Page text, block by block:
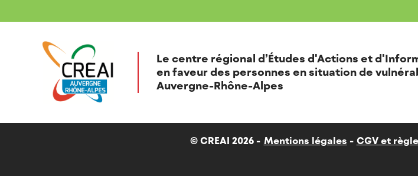
Le centre régional d’Études d'Actions et
en faveur des personnes en situation de
Auvergne-Rhône-Alpes
© CREAI 2026 - Mentions légales CGV et